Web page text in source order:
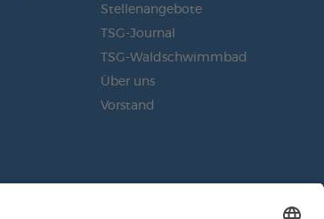
Stellenangebote
TSG-Journal
TSG-Waldschwimmbad
Über uns
Vorstand